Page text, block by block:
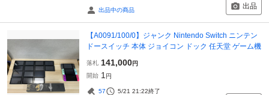
出品中の商品 出品
【A0091/100/0】ジャンク Nintendo Switch ニンテン
ドースイッチ 本体 ジョイコン ドック 任天堂 ゲーム機
落札 141,000円
開始 1 円
57 5/21 21:22終了